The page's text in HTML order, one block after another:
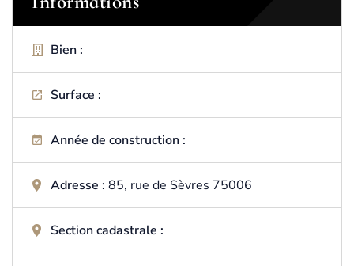
Bien :
Surface :
Année de construction :
Adresse : 85, rue de Sèvres 75006
Section cadastrale :